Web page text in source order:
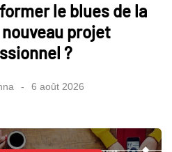
le blues de la
projet
?
6 août 2026